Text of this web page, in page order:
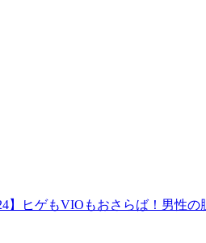
】ヒゲもVIOもおさらば！男性